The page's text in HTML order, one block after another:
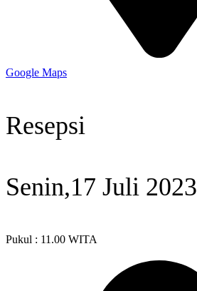
Google Maps
Resepsi
Senin,17 Juli 2023
Pukul : 11.00 WITA